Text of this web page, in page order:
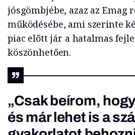
jósgömbjébe, azaz az Emag
működésébe, ami szerinte
piac előtt jár a hatalmas
köszönhetően.
„Csak beírom,
és már lehet is a